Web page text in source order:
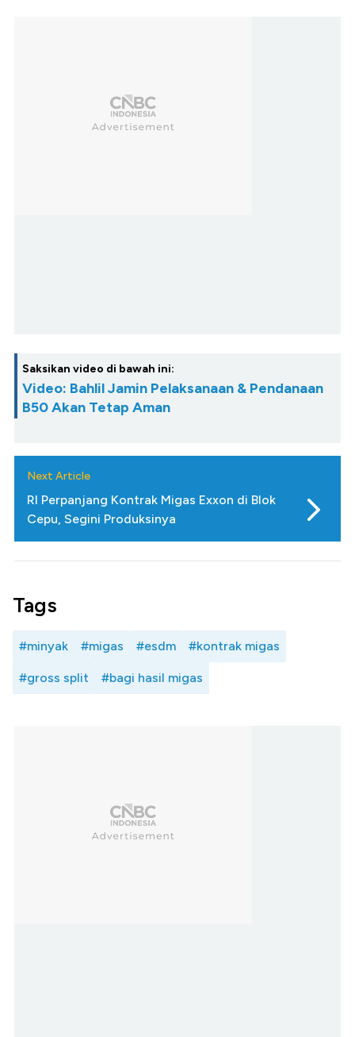
Saksikan video di bawah ini:
Video: Bahlil Jamin Pelaksanaan & Pendanaan
B50 Akan Tetap Aman
Next Article
RI Perpanjang Kontrak Migas Exxon di Blok
Cepu, Segini Produksinya
Tags
#minyak #migas #esdm #kontrak migas
#gross split #bagi hasil migas